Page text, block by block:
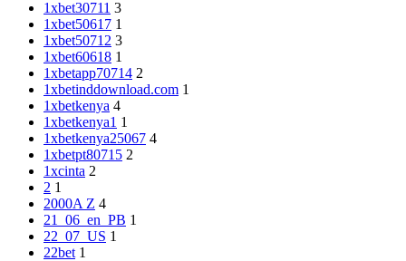
1xbet30711 3
1xbet50617 1
1xbet50712 3
1xbet60618 1
1xbetapp70714 2
1xbetinddownload.com 1
1xbetkenya 4
1xbetkenya1 1
1xbetkenya25067 4
1xbetpt80715 2
1xcinta 2
2 1
2000A Z 4
21_06_en_PB 1
22_07_US 1
22bet 1